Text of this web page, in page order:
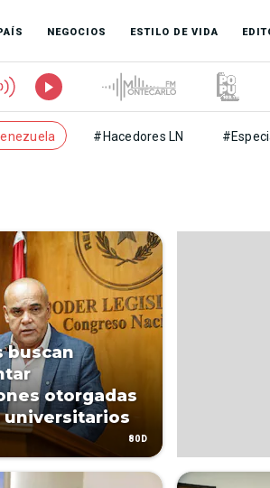
NEGOCIOS ESTILO DE VIDA
#Hacedores LN
buscan
otorgadas
80D